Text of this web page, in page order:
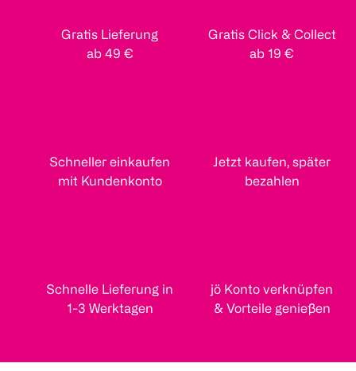
Gratis Lieferung
ab 49 €
Gratis Click & Collect
ab 19 €
Schneller einkaufen
mit Kundenkonto
Jetzt kaufen, später
bezahlen
Schnelle Lieferung in
1-3 Werktagen
jö Konto verknüpfen
& Vorteile genießen